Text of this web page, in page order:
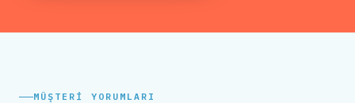
MÜŞTERI YORUMLARI